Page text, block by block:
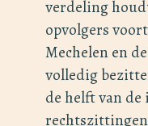
verdeling
opvolgers
Mechelen en
volledig
de helft van